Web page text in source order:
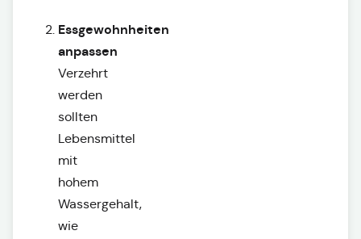
Essgewohnheiten
anpassen
Verzehrt
werden
sollten
Lebensmittel
mit
hohem
Wassergehalt,
wie